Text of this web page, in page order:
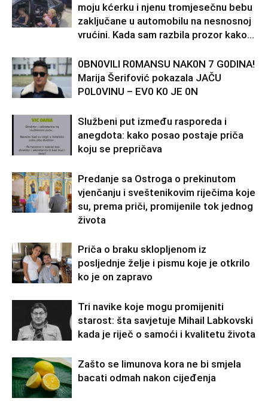
moju kćerku i njenu tromjesečnu bebu
zaključane u automobilu na nesnosnoj
vrućini. Kada sam razbila prozor kako...
0BN0VlLl R0MANSU NAK0N 7 G0DlNA!
Marija Šerifović pokazala JAČU
P0L0VINU – EV0 K0 JE 0N
Službeni put između rasporeda i
anegdota: kako posao postaje priča
koju se prepričava
Predanje sa Ostroga o prekinutom
vjenčanju i sveštenikovim riječima koje
su, prema priči, promijenile tok jednog
života
Priča o braku sklopljenom iz
posljednje želje i pismu koje je otkrilo
ko je on zapravo
Tri navike koje mogu promijeniti
starost: šta savjetuje Mihail Labkovski
kada je riječ o samoći i kvalitetu života
Zašto se limunova kora ne bi smjela
bacati odmah nakon cijeđenja